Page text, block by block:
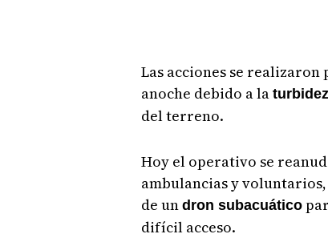
Las acciones se
anoche debido a la
del terreno.
Hoy el operativo se
ambulancias y voluntarios,
de un dron subacuático
difícil acceso.